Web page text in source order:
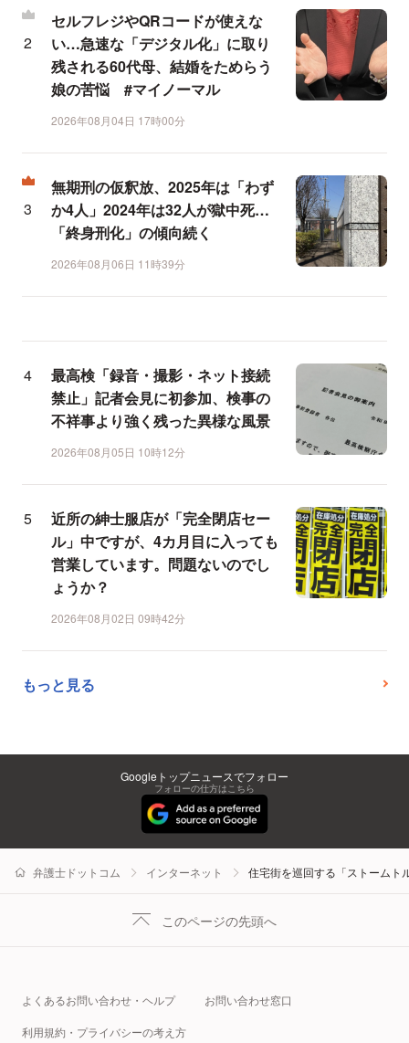
セルフレジやQRコードが使えな
い…急速な「デジタル化」に取り
残される60代母、結婚をためらう
娘の苦悩 #マイノーマル
2026年08月04日 17時00分
無期刑の仮釈放、2025年は「わず
か4人」2024年は32人が獄中死…
「終身刑化」の傾向続く
2026年08月06日 11時39分
最高検「録音・撮影・ネット接続
禁止」記者会見に初参加、検事の
不祥事より強く残った異様な風景
2026年08月05日 10時12分
近所の紳士服店が「完全閉店セー
ル」中ですが、4カ月目に入っても
営業しています。問題ないのでし
ょうか？
2026年08月02日 09時42分
もっと見る
Googleトップニュースでフォロー
フォローの仕方はこちら
弁護士ドットコム インターネット 住宅街を巡回する「ストーム
このページの先頭へ
よくあるお問い合わせ・ヘルプ お問い合わせ窓口
利用規約・プライバシーの考え方